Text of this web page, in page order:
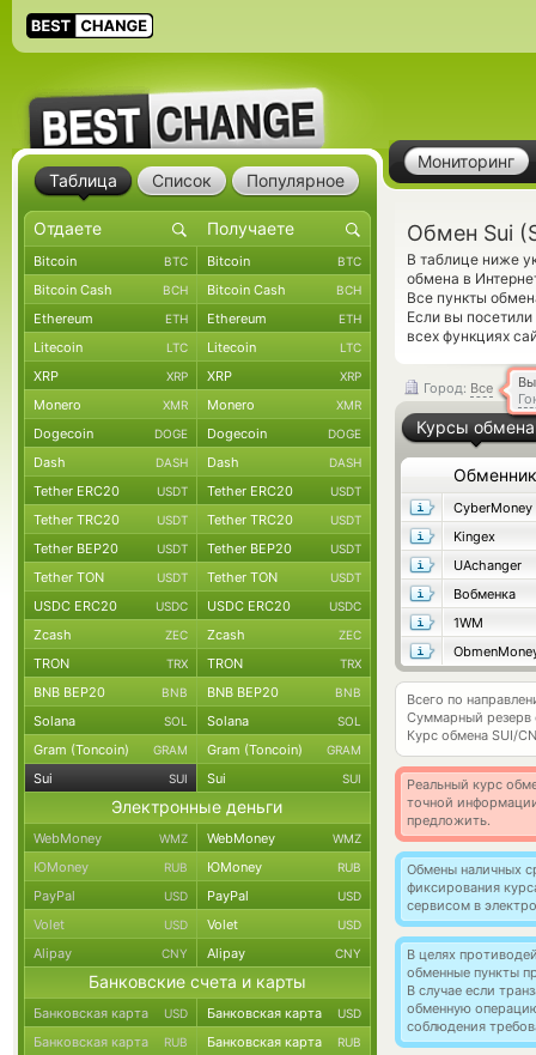
Мониторинг
Обмен Sui
В таблице ниже
обмена в
Все пункты
Если вы
всех функциях
Город: Все
Курсы обмена
Обменник
CyberMoney
Kingex
UAchanger
Вобменка
1WM
Всего по
Суммарный резерв
Курс обмена SUI/
Реальный курс
точной
предложить.
Обмены наличных
фиксирования
сервисом в
В целях
обменные пункты
В случае если
обменную
соблюдения
Таблица Список Популярное
Bitcoin BTC Bitcoin BTC
Bitcoin Cash BCH Bitcoin Cash BCH
Ethereum ETH Ethereum ETH
Litecoin LTC Litecoin LTC
XRP XRP XRP XRP
Monero XMR Monero XMR
Dogecoin DOGE Dogecoin DOGE
Dash DASH Dash DASH
Tether ERC20 USDT Tether ERC20 USDT
Tether TRC20 USDT Tether TRC20 USDT
Tether BEP20 USDT Tether BEP20 USDT
Tether TON USDT Tether TON USDT
USDC ERC20 USDC USDC ERC20 USDC
Zcash ZEC Zcash ZEC
TRON TRX TRON TRX
BNB BEP20 BNB BNB BEP20 BNB
Solana SOL Solana SOL
Gram (Toncoin) GRAM Gram (Toncoin) GRAM
Sui SUI Sui SUI
Электронные деньги
WebMoney WMZ WebMoney WMZ
ЮMoney RUB ЮMoney RUB
PayPal USD PayPal USD
Volet USD Volet USD
Alipay CNY Alipay CNY
Банковские счета и карты
Банковская карта USD Банковская карта USD
Банковская карта RUB Банковская карта RUB